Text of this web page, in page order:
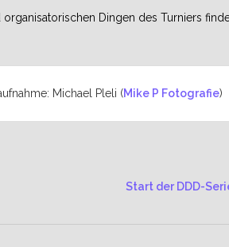
Dingen des Turniers
Michael Pleli (Mike P Fotografie)
Start der DDD-